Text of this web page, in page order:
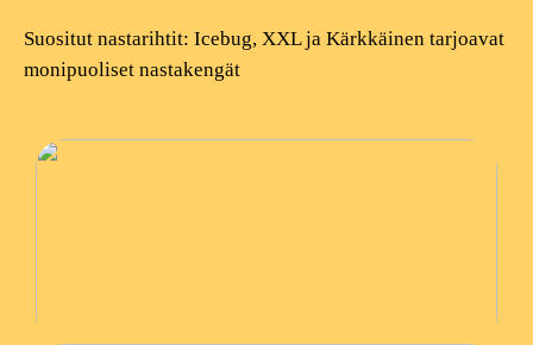
Suositut nastarihtit: Icebug, XXL ja Kärkkäinen tarjoavat
monipuoliset nastakengät